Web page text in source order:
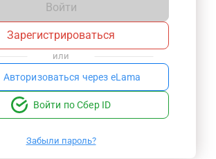
Войти
Зарегистрироваться
или
Авторизоваться через eLama
Войти по Сбер ID
Забыли пароль?